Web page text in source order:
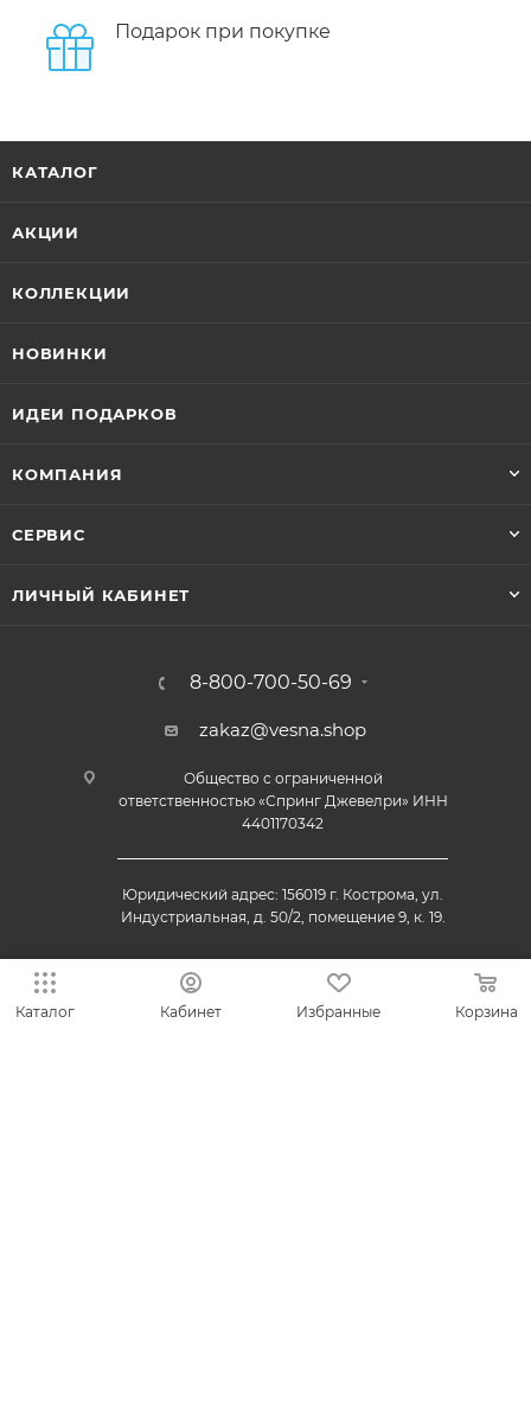
Подарок при покупке
КАТАЛОГ
АКЦИИ
КОЛЛЕКЦИИ
НОВИНКИ
ИДЕИ ПОДАРКОВ
КОМПАНИЯ
СЕРВИС
ЛИЧНЫЙ КАБИНЕТ
8-800-700-50-69
zakaz@vesna.shop
Общество с ограниченной
ответственностью «Спринг Джевелри» ИНН
4401170342
Юридический адрес: 156019 г. Кострома, ул.
Индустриальная, д. 50/2, помещение 9, к. 19.
Каталог Кабинет Избранные Корзина